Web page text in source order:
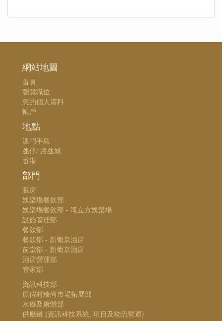
網站地圖
首頁
瀏覽職位
您的個人資料
帳戶
地點
澳門半島
氹仔/ 路氹城
香港
部門
賬房
娛樂場餐飲部
娛樂場餐飲部 - 海立方娛樂場
設施管理部
餐飲部
餐飲部 - 新葡京酒店
前堂部 - 新葡京酒店
酒店營運部
管家部
資訊科技部
度假村臻尚市場拓展部
水療及康體部
供應鏈 (資訊科技系統, 項目及物流營運)